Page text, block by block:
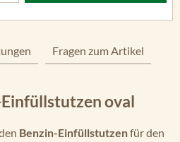
Fragen zum Artikel
oval
Benzin-Einfüllstutzenfür den